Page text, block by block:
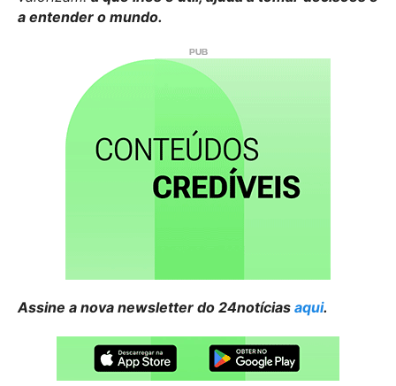
a entender o mundo.
Assine a nova newsletter do 24notícias aqui.